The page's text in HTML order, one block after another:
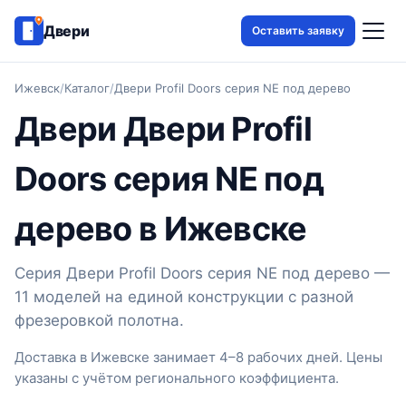
Двери Оставить заявку
Ижевск/Каталог/Двери Profil Doors серия NE под дерево
Двери Двери Profil
Doors серия NE под
дерево в Ижевске
Серия Двери Profil Doors серия NE под дерево —
11 моделей на единой конструкции с разной
фрезеровкой полотна.
Доставка в Ижевске занимает 4–8 рабочих дней. Цены
указаны с учётом регионального коэффициента.